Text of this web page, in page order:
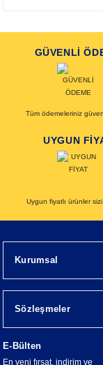
GÜVENLİ
Tüm ödemeleriniz
UYGUN
Uygun fiyatlı ürünler
Kurumsal
Sözleşmeler
E-Bülten
En yeni fırsat, indirim ve